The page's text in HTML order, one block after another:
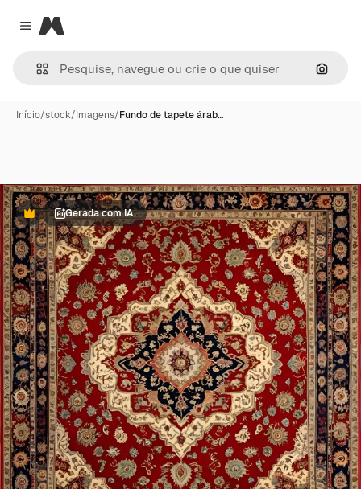
Close menu
Magnific
Início/stock/Imagens/Fundo de tapete árab…
PremiumGerada com IA